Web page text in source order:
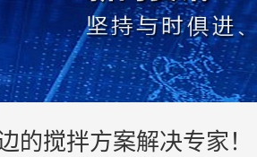
的搅拌方案解决专家！